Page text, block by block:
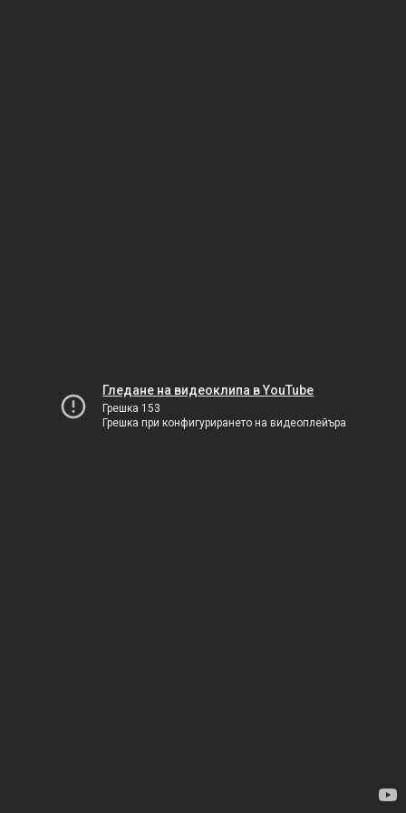
Гледане на видеоклипа в YouTube
Грешка 153
Грешка при конфигурирането на видеоплейъра